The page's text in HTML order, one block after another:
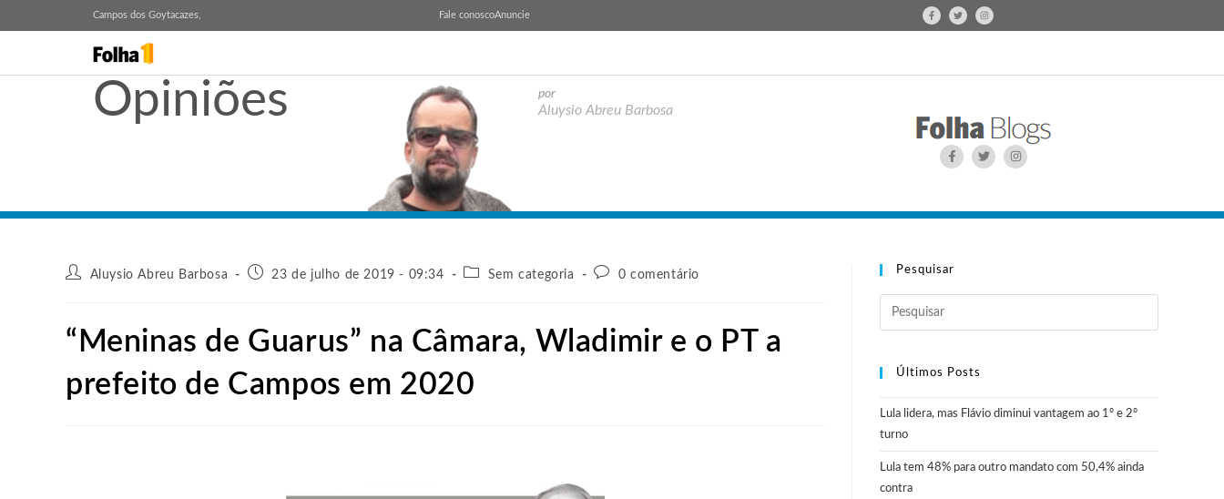
Campos dos Goytacazes, Fale conoscoAnuncie
Opiniões por
Aluysio Abreu Barbosa
Aluysio Abreu Barbosa 23 de julho de 2019 - 09:34 Sem categoria 0 comentário
“Meninas de Guarus” na Câmara, Wladimir e o PT a
prefeito de Campos em 2020
Pesquisar
Últimos Posts
Lula lidera, mas Flávio diminui vantagem ao 1º e 2º
turno
Lula tem 48% para outro mandato com 50,4% ainda
contra